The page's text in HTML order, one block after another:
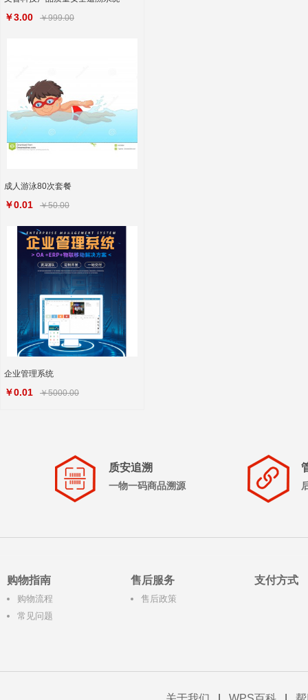
￥3.00 ￥999.00
成人游泳80次套餐
￥0.01 ￥50.00
企业管理系统
￥0.01 ￥5000.00
质安追溯
一物一码商品溯源
购物指南
购物流程
常见问题
售后服务
售后政策
支付方式